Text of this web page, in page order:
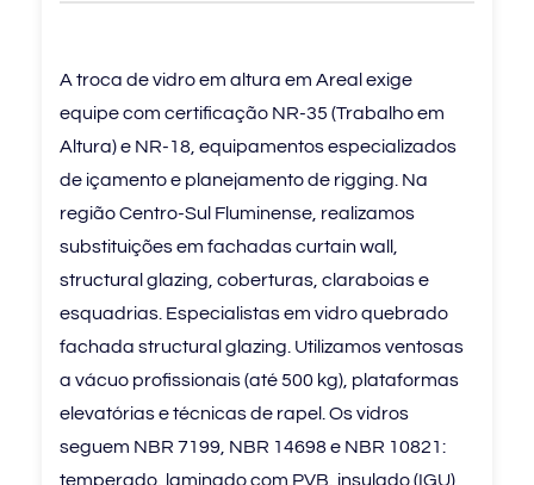
A troca de vidro em altura em Areal exige
equipe com certificação NR-35 (Trabalho em
Altura) e NR-18, equipamentos especializados
de içamento e planejamento de rigging. Na
região Centro-Sul Fluminense, realizamos
substituições em fachadas curtain wall,
structural glazing, coberturas, claraboias e
esquadrias. Especialistas em vidro quebrado
fachada structural glazing. Utilizamos ventosas
a vácuo profissionais (até 500 kg), plataformas
elevatórias e técnicas de rapel. Os vidros
seguem NBR 7199, NBR 14698 e NBR 10821:
temperado, laminado com PVB, insulado (IGU)